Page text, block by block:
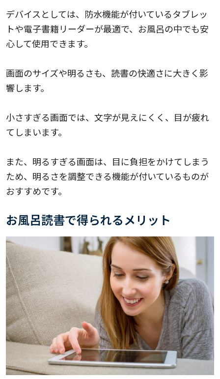
デバイスとしては、防水機能が付いているタブレッ
トや電子書籍リーダーが最適で、お風呂の中でも安
心して使用できます。
画面のサイズや明るさも、読書の快適さに大きく影
響します。
小さすぎる画面では、文字が見えにくく、目が疲れ
てしまいます。
また、明るすぎる画面は、目に負担をかけてしまう
ため、明るさを調整できる機能が付いているものが
おすすめです。
お風呂読書で得られるメリット